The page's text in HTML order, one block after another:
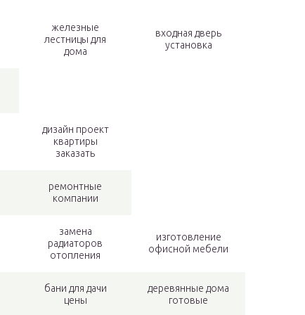
железные
лестницы для
дома
входная дверь
установка
дизайн проект
квартиры
заказать
ремонтные
компании
замена
радиаторов
отопления
изготовление
офисной мебели
бани для дачи
цены
деревянные дома
готовые